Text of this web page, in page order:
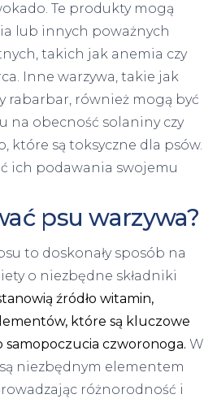
Te produkty mogą
lub innych poważnych
takich jak anemia czy
Inne warzywa, takie jak
rabarbar, również mogą być
na obecność solaniny czy
które są toksyczne dla psów.
ich podawania swojemu
psu warzywa?
to doskonały sposób na
o niezbędne składniki
źródło witamin,
które są kluczowe
czworonoga. W
niezbędnym elementem
różnorodność i